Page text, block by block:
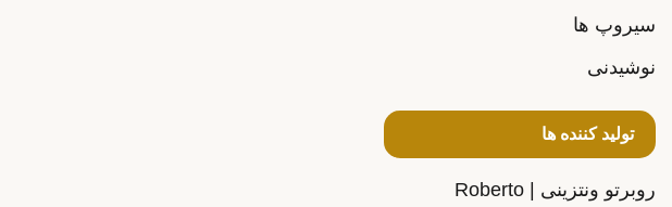
سیروپ ها
نوشیدنی
تولید کننده ها
روبرتو ونتزینی | Roberto